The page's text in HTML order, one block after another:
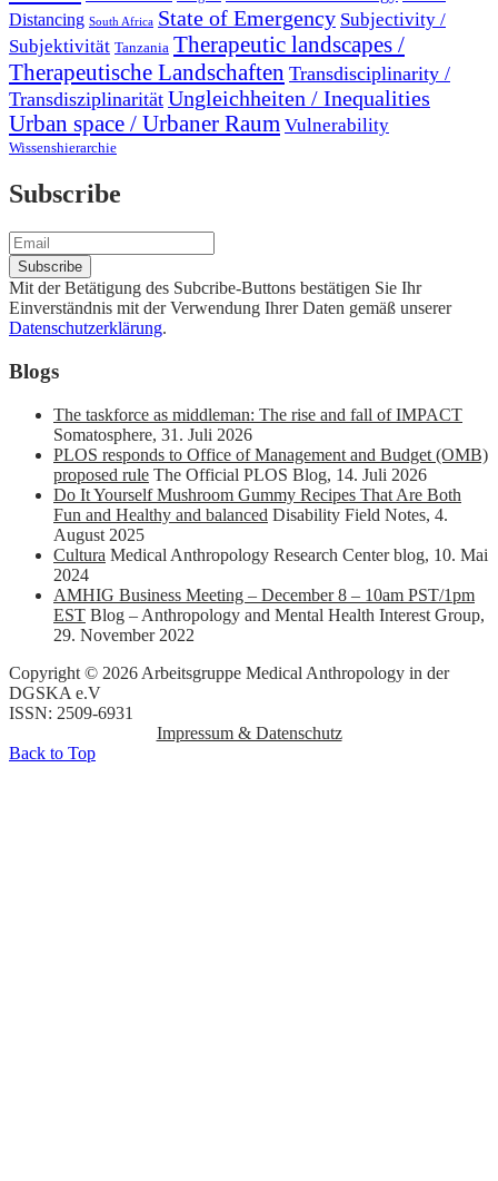
Distancing South Africa State of Emergency Subjectivity /
Subjektivität Tanzania Therapeutic landscapes /
Therapeutische Landschaften Transdisciplinarity /
Transdisziplinarität Ungleichheiten / Inequalities
Urban space / Urbaner Raum Vulnerability
Wissenshierarchie
Subscribe
Mit der Betätigung des Subcribe-Buttons bestätigen Sie Ihr
Einverständnis mit der Verwendung Ihrer Daten gemäß unserer
Datenschutzerklärung.
Blogs
The taskforce as middleman: The rise and fall of IMPACT
Somatosphere, 31. Juli 2026
PLOS responds to Office of Management and Budget (OMB)
proposed rule The Official PLOS Blog, 14. Juli 2026
Do It Yourself Mushroom Gummy Recipes That Are Both
Fun and Healthy and balanced Disability Field Notes, 4.
August 2025
Cultura Medical Anthropology Research Center blog, 10. Mai
2024
AMHIG Business Meeting – December 8 – 10am PST/1pm
EST Blog – Anthropology and Mental Health Interest Group,
29. November 2022
Copyright © 2026 Arbeitsgruppe Medical Anthropology in der
DGSKA e.V
ISSN: 2509-6931
Impressum & Datenschutz
Back to Top